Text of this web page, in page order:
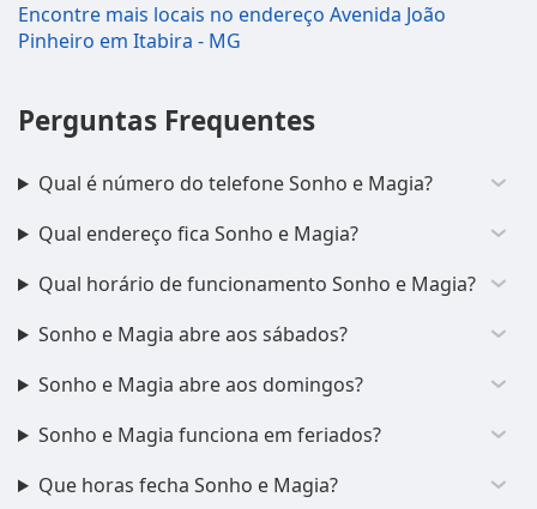
Encontre mais locais no endereço Avenida João
Pinheiro em Itabira - MG
Perguntas Frequentes
Qual é número do telefone Sonho e Magia?
Qual endereço fica Sonho e Magia?
Qual horário de funcionamento Sonho e Magia?
Sonho e Magia abre aos sábados?
Sonho e Magia abre aos domingos?
Sonho e Magia funciona em feriados?
Que horas fecha Sonho e Magia?